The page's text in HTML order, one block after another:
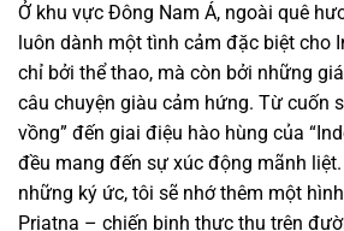
Ở khu vực Đông Nam Á, ngoài quê
luôn dành một tình cảm đặc biệt cho
chỉ bởi thể thao, mà còn bởi những
câu chuyện giàu cảm hứng. Từ cuốn
vồng” đến giai điệu hào hùng của
đều mang đến sự xúc động mãnh
những ký ức, tôi sẽ nhớ thêm một
Priatna – chiến binh thực thụ trên